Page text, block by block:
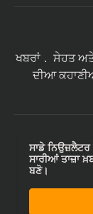
ਖਬਰਾਂ ਸੇਹਤ
ਦੀਆ
ਸਾਡੇ
ਸਾਰੀਆਂ ਤਾਜ਼ਾ
ਬਣੋ।